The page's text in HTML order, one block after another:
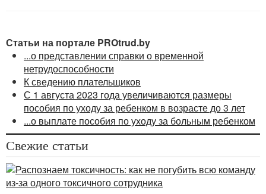
Статьи на портале PROtrud.by
...о представлении справки о временной
нетрудоспособности
К сведению плательщиков
С 1 августа 2023 года увеличиваются размеры
пособия по уходу за ребенком в возрасте до 3 лет
...о выплате пособия по уходу за больным ребенком
Свежие статьи